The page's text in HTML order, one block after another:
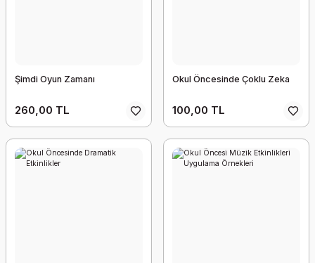
Şimdi Oyun Zamanı
260,00 TL
Okul Öncesinde Çoklu Zeka
100,00 TL